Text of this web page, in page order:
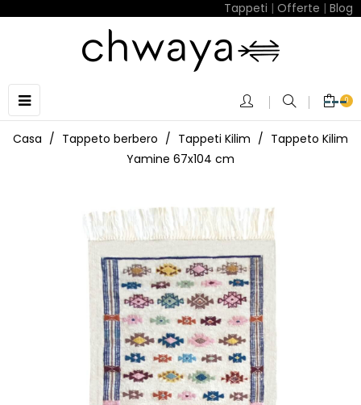
Tappeti | Offerte | Blog
navigazione
Toggle
☰ 0
Casa Tappeto berbero Tappeti Kilim
Tappeto Kilim
Yamine 67x104 cm